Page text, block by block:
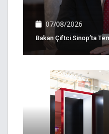
07/08/2026
Bakan Çiftci Sinop’ta